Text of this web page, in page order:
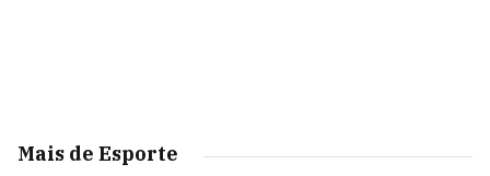
Mais de Esporte